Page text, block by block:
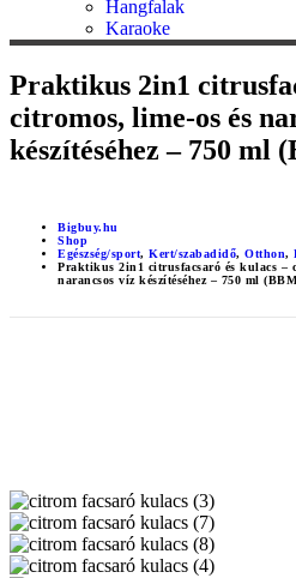
Hangfalak
Karaoke
Praktikus 2in1
citromos, lime-os és
készítéséhez – 750 ml
Bigbuy.hu
Shop
Egészség/sport, Kert/szabadidő, Otthon,
Praktikus 2in1 citrusfacsaró és kulacs –
narancsos víz készítéséhez – 750 ml